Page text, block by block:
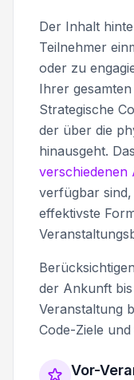
Der Inhalt
Teilnehmer
oder zu
Ihrer
Strategische
der über die
hinausgeht.
verschiedenen
verfügbar
effektivste
der Ankunft
Veranstaltung
Code-Ziele
Vor-